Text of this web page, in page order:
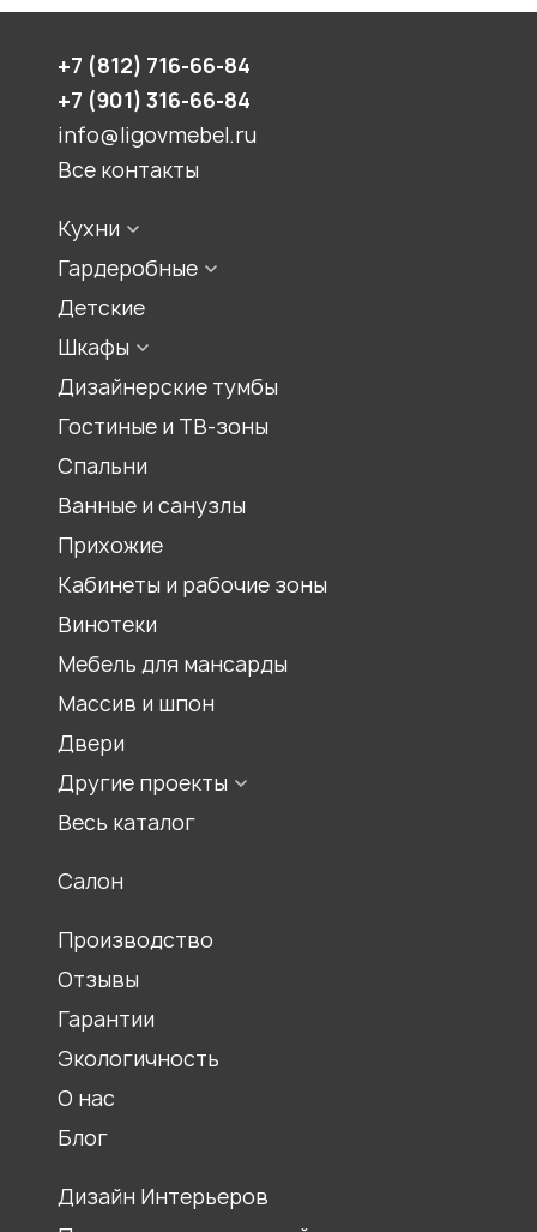
+7 (812) 716-66-84
+7 (901) 316-66-84
info@ligovmebel.ru
Все контакты
Кухни
Конфигурации кухонь
Стили кухонь
Гардеробные
Встроенная гардеробная
Гардеробная комната
Детские
Шкафы
Шкаф для прихожей
Шкаф-купе
Шкаф под лестницей
Шкаф гармошка
Шкаф на балкон
Встроенный шкаф
Шкаф для спальни
Шкаф для гостиной
Дизайнерские тумбы
Гостиные и ТВ-зоны
Спальни
Ванные и санузлы
Прихожие
Кабинеты и рабочие зоны
Винотеки
Мебель для мансарды
Массив и шпон
Двери
Другие проекты
Мебель для храмов
Столы обеденные
Весь каталог
Салон
Производство
Отзывы
Гарантии
Экологичность
О нас
Блог
Дизайн Интерьеров